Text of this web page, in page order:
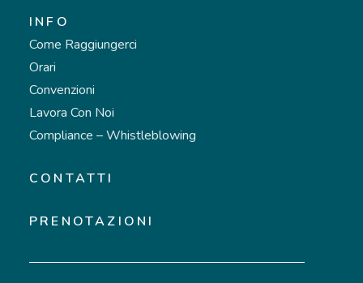
INFO
Come Raggiungerci
Orari
Convenzioni
Lavora Con Noi
Compliance – Whistleblowing
CONTATTI
PRENOTAZIONI